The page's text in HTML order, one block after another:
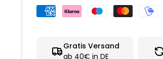
Gratis Versand
ab 40€ in DE